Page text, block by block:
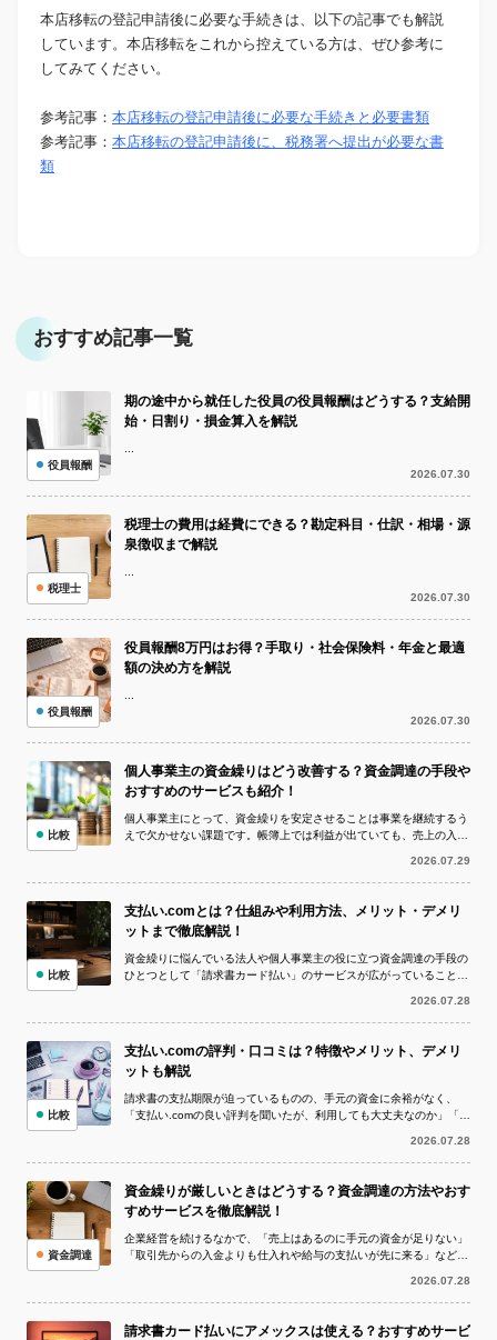
本店移転の登記申請後に必要な手続きは、以下の記事でも解説
しています。本店移転をこれから控えている方は、ぜひ参考に
してみてください。
参考記事： 本店移転の登記申請後に必要な手続きと必要書類
参考記事： 本店移転の登記申請後に、税務署へ提出が必要な書
類
おすすめ記事一覧
期の途中から就任した役員の役員報酬はどうする？支給開
始・日割り・損金算入を解説
2026.07.30
役員報酬
税理士の費用は経費にできる？勘定科目・仕訳・相場・源
泉徴収まで解説
2026.07.30
税理士
役員報酬8万円はお得？手取り・社会保険料・年金と最適
額の決め方を解説
2026.07.30
役員報酬
個人事業主の資金繰りはどう改善する？資金調達の手段や
おすすめのサービスも紹介！
個人事業主にとって、資金繰りを安定させることは事業を継続するう
えで欠かせない課題です。帳簿上では利益が出ていても、売上の入金
2026.07.29
比較
支払い.comとは？仕組みや利用方法、メリット・デメリ
ットまで徹底解説！
資金繰りに悩んでいる法人や個人事業主の役に立つ資金調達の手段の
ひとつとして「請求書カード払い」のサービスが広がっていることを
2026.07.28
比較
支払い.comの評判・口コミは？特徴やメリット、デメリ
ットも解説
請求書の支払期限が迫っているものの、手元の資金に余裕がなく、
「支払い.comの良い評判を聞いたが、利用しても大丈夫なのか」「実
2026.07.28
比較
資金繰りが厳しいときはどうする？資金調達の方法やおす
すめサービスを徹底解説！
企業経営を続けるなかで、「売上はあるのに手元の資金が足りない」
「取引先からの入金よりも仕入れや給与の支払いが先に来る」など、
2026.07.28
資金調達
請求書カード払いにアメックスは使える？おすすめサービ